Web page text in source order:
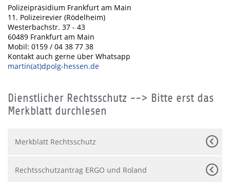
Polizeipräsidium Frankfurt am Main
11. Polizeirevier (Rödelheim)
Westerbachstr. 37 - 43
60489 Frankfurt am Main
Mobil: 0159 / 04 38 77 38
Kontakt auch gerne über Whatsapp
martin(at)dpolg-hessen.de
Dienstlicher Rechtsschutz --> Bitte erst das
Merkblatt durchlesen
Merkblatt Rechtsschutz
Rechtsschutzantrag ERGO und Roland